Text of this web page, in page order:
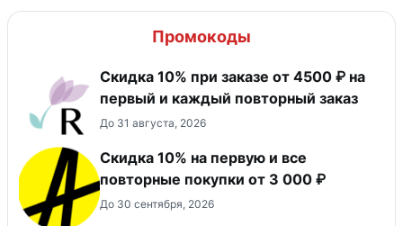
Промокоды
Скидка 10% при заказе от 4500 ₽ на
первый и каждый повторный заказ
До 31 августа, 2026
Скидка 10% на первую и все
повторные покупки от 3 000 ₽
До 30 сентября, 2026